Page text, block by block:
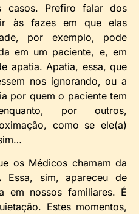
casos. Prefiro falar dos
às fazes em que elas
por exemplo, pode
em um paciente, e, em
apatia. Apatia, essa, que
nos ignorando, ou a
por quem o paciente tem
por outros,
como se ele(a)
os Médicos chamam da
Essa, sim, apareceu de
em nossos familiares. É
Estes momentos,